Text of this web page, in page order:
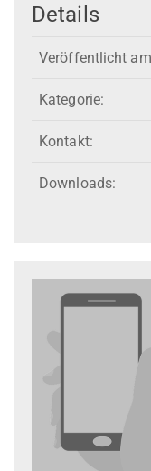
Details
Veröffentlicht
Kategorie:
Kontakt:
Downloads: